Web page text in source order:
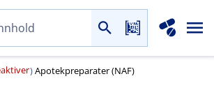
)Apotekpreparater (NAF)